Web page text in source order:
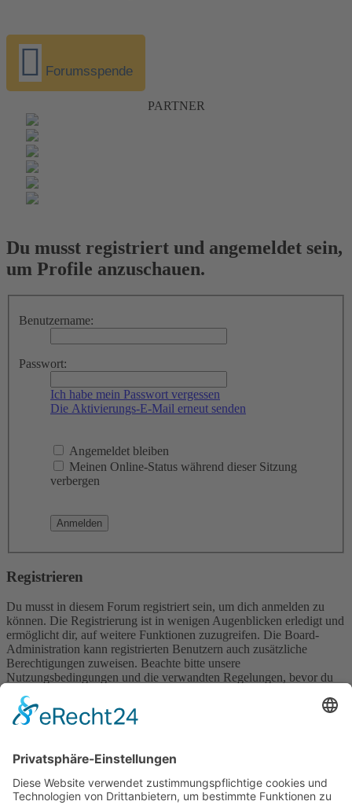
Forumsspende
PARTNER
Du musst registriert und angemeldet sein,
um Profile anzuschauen.
Benutzername:
Passwort:
Ich habe mein Passwort vergessen
Die Aktivierungs-E-Mail erneut senden
Angemeldet bleiben
Meinen Online-Status während dieser Sitzung
verbergen
Registrieren
Du musst in diesem Forum registriert sein, um dich anmelden zu
können. Die Registrierung ist in wenigen Augenblicken erledigt und
ermöglicht dir, auf weitere Funktionen zuzugreifen. Die Board-
Administration kann registrierten Benutzern auch zusätzliche
Berechtigungen zuweisen. Beachte bitte unsere
Nutzungsbedingungen und die verwandten Regelungen, bevor du
wenn du dich in diesem Board bewegst.